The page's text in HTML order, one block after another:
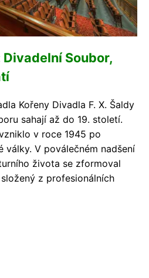
Divadelní Soubor,
Kořeny Divadla F. X. Šaldy
sahají až do 19. století.
v roce 1945 po
války. V poválečném nadšení
života se zformoval
z profesionálních